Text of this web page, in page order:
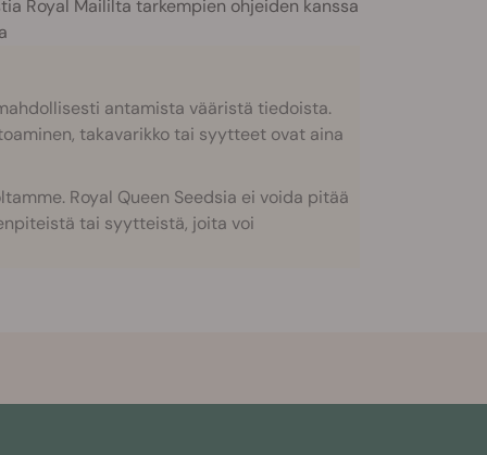
Royal Maililta tarkempien ohjeiden kanssa
antamista vääristä tiedoista.
takavarikko tai syytteet ovat aina
Royal Queen Seedsia ei voida pitää
tai syytteistä, joita voi